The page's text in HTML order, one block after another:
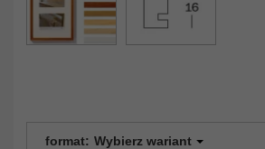
format: Wybierz wariant